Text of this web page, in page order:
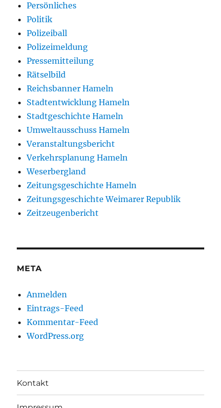
Persönliches
Politik
Polizeiball
Polizeimeldung
Pressemitteilung
Rätselbild
Reichsbanner Hameln
Stadtentwicklung Hameln
Stadtgeschichte Hameln
Umweltausschuss Hameln
Veranstaltungsbericht
Verkehrsplanung Hameln
Weserbergland
Zeitungsgeschichte Hameln
Zeitungsgeschichte Weimarer Republik
Zeitzeugenbericht
META
Anmelden
Eintrags-Feed
Kommentar-Feed
WordPress.org
Kontakt